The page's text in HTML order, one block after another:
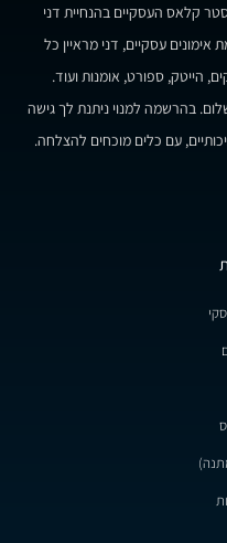
קלאס העסקיים בהנחיית דני
עסקיים, דני מראיין כל
הייטק, ספורט, אומנות ועוד.
בהרשמה למנוי ניתנת לך גישה